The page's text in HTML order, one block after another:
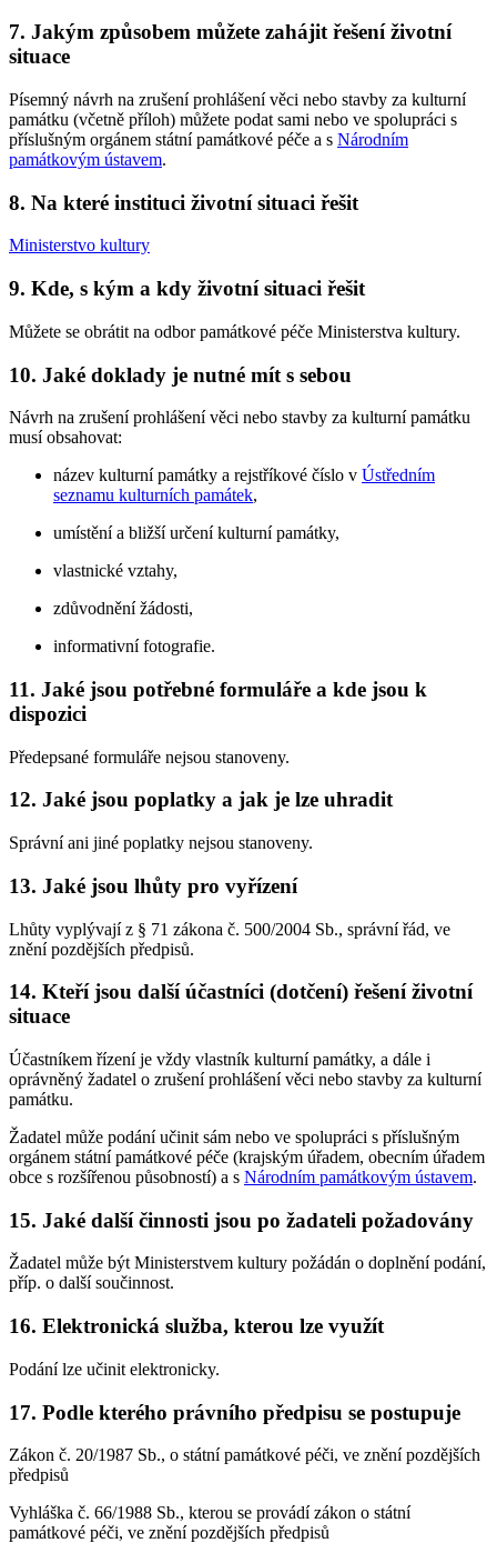
7. Jakým způsobem můžete zahájit řešení životní
situace
Písemný návrh na zrušení prohlášení věci nebo stavby za kulturní
památku (včetně příloh) můžete podat sami nebo ve spolupráci s
příslušným orgánem státní památkové péče a s Národním
památkovým ústavem.
8. Na které instituci životní situaci řešit
Ministerstvo kultury
9. Kde, s kým a kdy životní situaci řešit
Můžete se obrátit na odbor památkové péče Ministerstva kultury.
10. Jaké doklady je nutné mít s sebou
Návrh na zrušení prohlášení věci nebo stavby za kulturní památku
musí obsahovat:
název kulturní památky a rejstříkové číslo v Ústředním
seznamu kulturních památek,
umístění a bližší určení kulturní památky,
vlastnické vztahy,
zdůvodnění žádosti,
informativní fotografie.
11. Jaké jsou potřebné formuláře a kde jsou k
dispozici
Předepsané formuláře nejsou stanoveny.
12. Jaké jsou poplatky a jak je lze uhradit
Správní ani jiné poplatky nejsou stanoveny.
13. Jaké jsou lhůty pro vyřízení
Lhůty vyplývají z § 71 zákona č. 500/2004 Sb., správní řád, ve
znění pozdějších předpisů.
14. Kteří jsou další účastníci (dotčení) řešení životní
situace
Účastníkem řízení je vždy vlastník kulturní památky, a dále i
oprávněný žadatel o zrušení prohlášení věci nebo stavby za kulturní
památku.
Žadatel může podání učinit sám nebo ve spolupráci s příslušným
orgánem státní památkové péče (krajským úřadem, obecním úřadem
obce s rozšířenou působností) a s Národním památkovým ústavem.
15. Jaké další činnosti jsou po žadateli požadovány
Žadatel může být Ministerstvem kultury požádán o doplnění podání,
příp. o další součinnost.
16. Elektronická služba, kterou lze využít
Podání lze učinit elektronicky.
17. Podle kterého právního předpisu se postupuje
Zákon č. 20/1987 Sb., o státní památkové péči, ve znění pozdějších
předpisů
Vyhláška č. 66/1988 Sb., kterou se provádí zákon o státní
památkové péči, ve znění pozdějších předpisů